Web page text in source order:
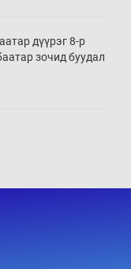
дүүрэг 8-р
зочид буудал